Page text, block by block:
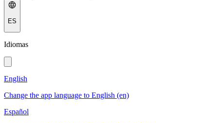
ES
Idiomas
English
Change the app language to English (en)
Español